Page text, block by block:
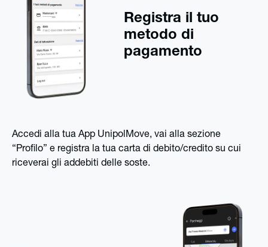
Registra il tuo
metodo di
pagamento
Accedi alla tua App UnipolMove, vai alla sezione
“Profilo” e registra la tua carta di debito/credito su cui
riceverai gli addebiti delle soste.